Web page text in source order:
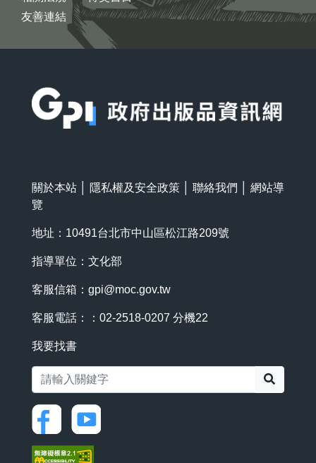
友善連結
關於本站 隱私權及安全政策 聯絡我們
網站導
覽
地址：10491台北市中山區松江路209號
指導單位：文化部
客服信箱： gpi@moc.gov.tw
客服電話：：02-2518-0207 分機22
我要找書